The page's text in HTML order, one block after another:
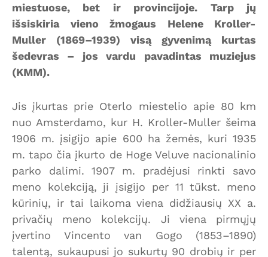
miestuose, bet ir provincijoje. Tarp jų
išsiskiria vieno žmogaus Helene Kroller-
Muller (1869–1939) visą gyvenimą kurtas
šedevras – jos vardu pavadintas muziejus
(KMM).
Jis įkurtas prie Oterlo miestelio apie 80 km
nuo Amsterdamo, kur H. Kroller-Muller šeima
1906 m. įsigijo apie 600 ha žemės, kuri 1935
m. tapo čia įkurto de Hoge Veluve nacionalinio
parko dalimi. 1907 m. pradėjusi rinkti savo
meno kolekciją, ji įsigijo per 11 tūkst. meno
kūrinių, ir tai laikoma viena didžiausių XX a.
privačių meno kolekcijų. Ji viena pirmųjų
įvertino Vincento van Gogo (1853–1890)
talentą, sukaupusi jo sukurtų 90 drobių ir per